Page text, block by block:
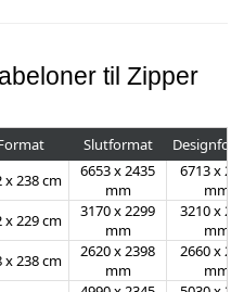
til Zipper
Slutformat
x 238 cm
6653 x 2435
mm
6713 x
mm
x 229 cm
3170 x 2299
mm
3210 x
mm
x 238 cm
2620 x 2398
mm
2660 x
mm